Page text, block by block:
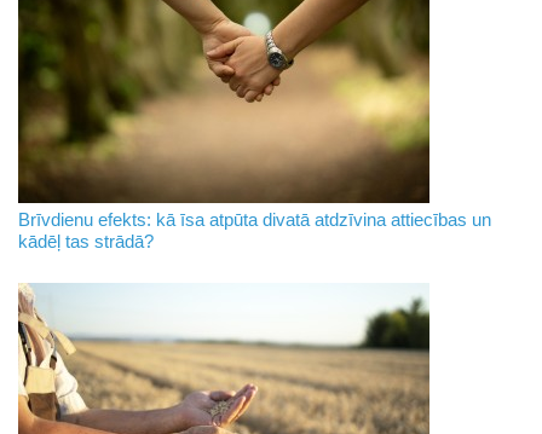
Brīvdienu efekts: kā īsa atpūta divatā atdzīvina attiecības un
kādēļ tas strādā?